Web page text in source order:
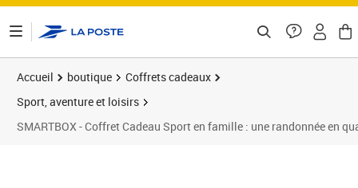
Accueil boutique
Coffrets cadeaux
Sport, aventure et loisirs
SMARTBOX - Coffret Cadeau Sport en famille : une randonnée en